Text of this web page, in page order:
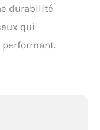
durabilité
qui